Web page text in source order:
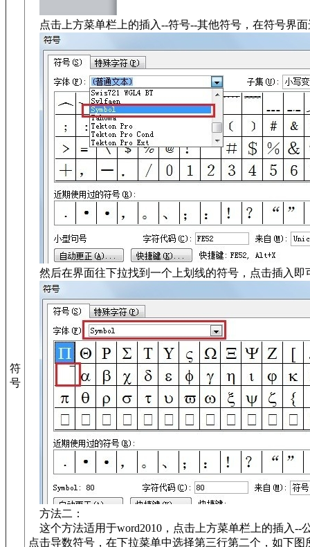
符
号
点击上方菜单栏上的插入--符号--其他符号，在符号界面
然后在界面往下拉找到一个上划线的符号，点击插入即
方法二：
这个方法适用于word2010，点击上方菜单栏上的插入--
点击导数符号，在下拉菜单中选择第三行第二个，如下图